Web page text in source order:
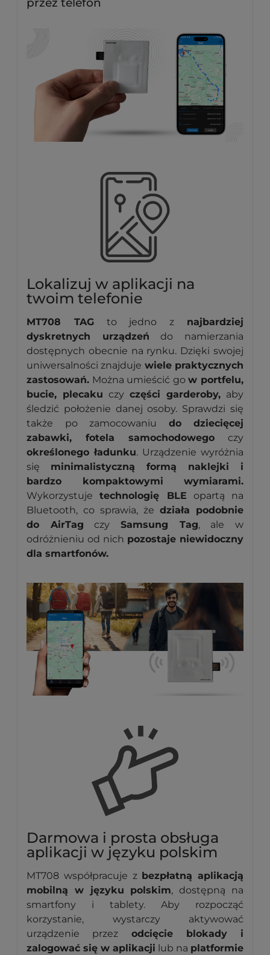
Lokalizuj w aplikacji na
twoim telefonie
MT708 TAGto jedno z najbardziej
dyskretnych urządzeń do namierzania
dostępnych obecnie na rynku. Dzięki swojej
uniwersalności znajduje wiele praktycznych
zastosowań. Można umieścić gow portfelu,
bucie, plecaku czy części garderoby, aby
śledzić położenie danej osoby. Sprawdzi się
także po zamocowaniu do dziecięcej
zabawki, fotela samochodowego czy
określonego ładunku. Urządzenie wyróżnia
się minimalistyczną formą naklejki i
bardzo kompaktowymi wymiarami.
Wykorzystujetechnologię BLE opartą na
Bluetooth, co sprawia, że działa podobnie
do AirTag czySamsung Tag, ale w
odróżnieniu od nich pozostaje niewidoczny
dla smartfonów.
Darmowa i prosta obsługa
aplikacji w języku polskim
MT708 współpracuje z bezpłatną aplikacją
mobilną w języku polskim, dostępną na
smartfony i tablety. Aby rozpocząć
korzystanie, wystarczy aktywować
urządzenie przez odcięcie blokady i
zalogować się w aplikacji lub na platformie